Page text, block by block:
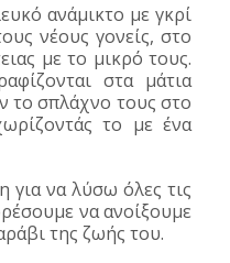
ανάμικτο με γκρί
νέους γονείς, στο
με το μικρό τους.
στα μάτια
το σπλάχνο τους στο
το με ένα
για να λύσω όλες τις
να ανοίξουμε
της ζωής του.